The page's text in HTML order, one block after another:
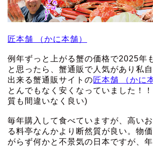
匠本舗 （かに本舗）
例年ずっと上がる蟹の価格で2025年
と思ったら、蟹通販で人気があり私
出来る蟹通販サイトの匠本舗 （かに
とんでもなく安くなっていました！
質も間違いなく良い)
毎年購入して食べていますが、高い
る料亭なんかより断然質が良い。物
がらず何かと不景気の日本ですが、